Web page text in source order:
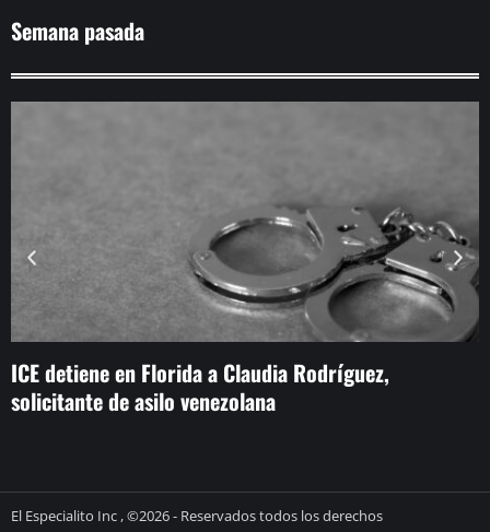
Semana pasada
ICE detiene en Florida a Claudia Rodríguez,
solicitante de asilo venezolana
El Especialito Inc , ©2026 - Reservados todos los derechos